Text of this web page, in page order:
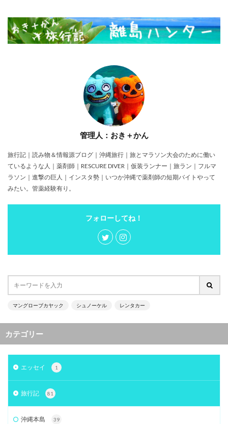
管理人：おき＋かん
旅行記｜読み物＆情報源ブログ｜沖縄旅行｜旅とマラソン大会のために働い
ているような人｜薬剤師｜RESCURE DIVER｜仮装ランナー｜旅ラン｜フルマ
ラソン｜進撃の巨人｜インスタ勢｜いつか沖縄で薬剤師の短期バイトやって
みたい。管薬経験有り。
フォローしてね！
マングローブカヤック シュノーケル レンタカー
カテゴリー
エッセイ 1
旅行記 81
沖縄本島 39